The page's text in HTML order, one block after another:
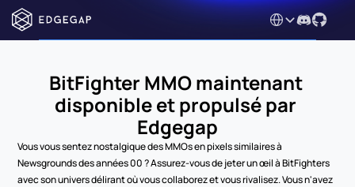
Select Language
BitFighter MMO maintenant
disponible et propulsé par
Edgegap
Vous vous sentez nostalgique des MMOs en pixels similaires à
Newsgrounds des années 00 ? Assurez-vous de jeter un œil à BitFighters
avec son univers délirant où vous collaborez et vous rivalisez. Vous n'avez